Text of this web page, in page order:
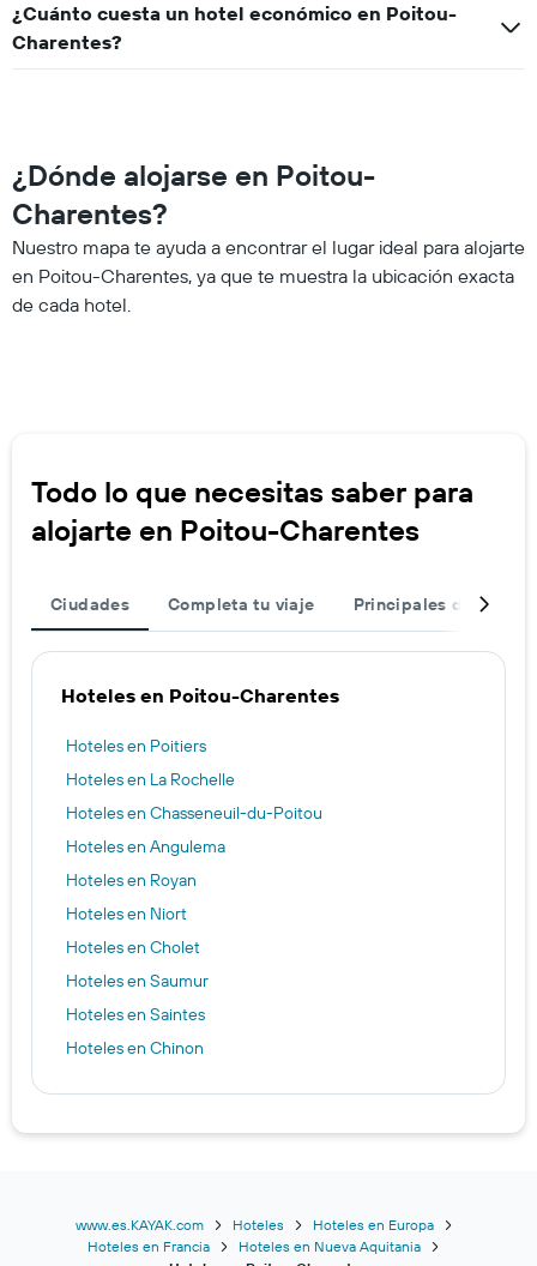
¿Cuánto cuesta un hotel económico en Poitou-
Charentes?
¿Dónde alojarse en Poitou-
Charentes?
Nuestro mapa te ayuda a encontrar el lugar ideal para alojarte
en Poitou-Charentes, ya que te muestra la ubicación exacta
de cada hotel.
Todo lo que necesitas saber para
alojarte en Poitou-Charentes
Ciudades Completa tu viaje Principales destinos
Hoteles en Poitou-Charentes
Hoteles en Poitiers
Hoteles en La Rochelle
Hoteles en Chasseneuil-du-Poitou
Hoteles en Angulema
Hoteles en Royan
Hoteles en Niort
Hoteles en Cholet
Hoteles en Saumur
Hoteles en Saintes
Hoteles en Chinon
www.es.KAYAK.com Hoteles
Hoteles en Europa
Hoteles en Francia
Hoteles en Nueva Aquitania